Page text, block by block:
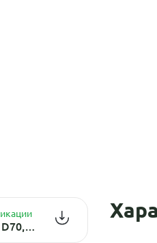
7,5x18/5x115 ET43 D70,2 Линней (КЛ383) Селена